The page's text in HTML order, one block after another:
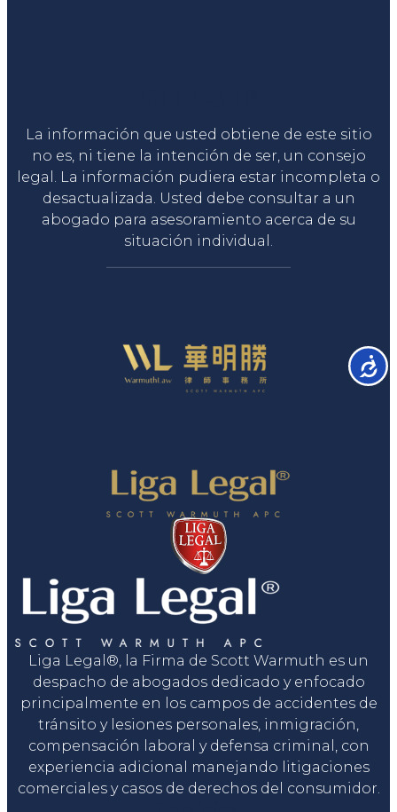
La información que usted obtiene de este sitio
no es, ni tiene la intención de ser, un consejo
legal. La información pudiera estar incompleta o
desactualizada. Usted debe consultar a un
abogado para asesoramiento acerca de su
situación individual.
Liga Legal®, la Firma de Scott Warmuth es un
despacho de abogados dedicado y enfocado
principalmente en los campos de accidentes de
tránsito y lesiones personales, inmigración,
compensación laboral y defensa criminal, con
experiencia adicional manejando litigaciones
comerciales y casos de derechos del consumidor.